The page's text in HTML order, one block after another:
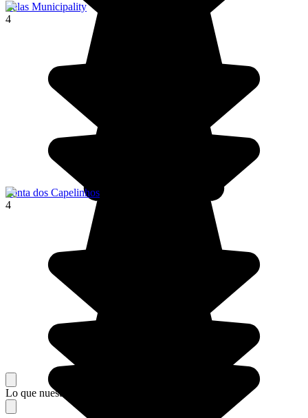
Velas Municipality
4
Ponta dos Capelinhos
4
Lo que nuestros viajeros piensan de su estancia